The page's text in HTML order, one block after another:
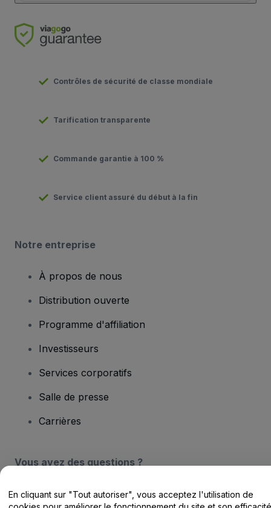
Contrôles de sécurité de classe mondiale
Tarification transparente
Commande garantie à 100 %
Service client assuré du début à la fin
Notre entreprise
À propos de nous
Distribution ouverte
Programme d'affiliation
Investisseurs
Services corporatifs
Salle de presse
Carrières
Vous avez des questions ?
Centre d'assistance / Nous contacter
En cliquant sur "Tout autoriser", vous acceptez l'utilisation de